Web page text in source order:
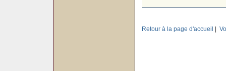
Retour à la page d'accueil